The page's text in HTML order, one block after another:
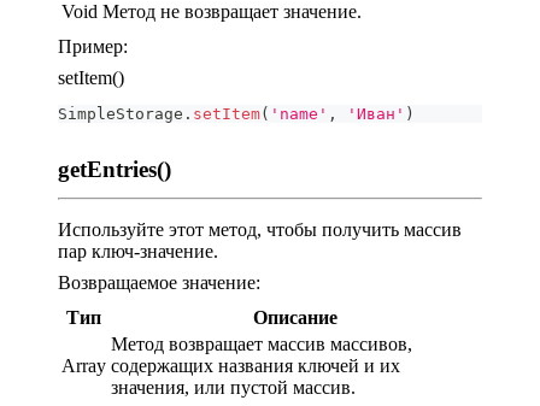
Void Метод не возвращает значение.
Пример:
setItem()
SimpleStorage . setItem( 'name' , 'Иван' )
getEntries()
Используйте этот метод, чтобы получить массив
пар ключ-значение.
Возвращаемое значение:
Тип
Описание
Array
Метод возвращает массив массивов,
содержащих названия ключей и их
значения, или пустой массив.